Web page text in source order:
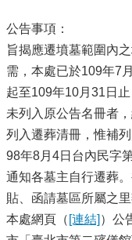
公告事項：
旨揭應遷墳墓範圍內
需，本處已於109年7
起至109年10月31日
未列入原公告名冊者
列入遷葬清冊，惟補
98年8月4日台內民字
通知各墓主自行遷葬
貼、函請墓區所屬之
本處網頁（ [連結] ）公